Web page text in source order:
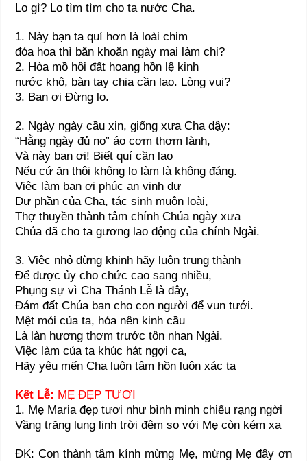
Lo gì? Lo tìm tìm cho ta nước Cha.
1. Này bạn ta quí hơn là loài chim
đóa hoa thì băn khoăn ngày mai làm chi?
2. Hòa mồ hôi đất hoang hồn lệ kinh
nước khô, bàn tay chia cần lao. Lòng vui?
3. Bạn ơi Ðừng lo.
2. Ngày ngày cầu xin, giống xưa Cha dậy:
“Hằng ngày đủ no” áo cơm thơm lành,
Và này bạn ơi! Biết quí cần lao
Nếu cứ ăn thôi không lo làm là không đáng.
Việc làm bạn ơi phúc an vinh dự
Dự phần của Cha, tác sinh muôn loài,
Thợ thuyền thành tâm chính Chúa ngày xưa
Chúa đã cho ta gương lao động của chính Ngài.
3. Việc nhỏ đừng khinh hãy luôn trung thành
Ðể được ủy cho chức cao sang nhiều,
Phụng sự vì Cha Thánh Lễ là đây,
Ðám đất Chúa ban cho con người để vun tưới.
Mệt mỏi của ta, hóa nên kinh cầu
Là làn hương thơm trước tôn nhan Ngài.
Việc làm của ta khúc hát ngợi ca,
Hãy yêu mến Cha luôn tâm hồn luôn xác ta
Kết Lễ: MẸ ĐẸP TƯƠI
1. Mẹ Maria đẹp tươi như bình minh chiếu rạng ngời
Vầng trăng lung linh trời đêm so với Mẹ còn kém xa
ĐK: Con thành tâm kính mừng Mẹ, mừng Mẹ đây ơn